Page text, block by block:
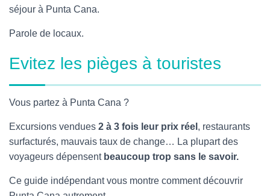
séjour à Punta Cana.
Parole de locaux.
Evitez les pièges à touristes
Vous partez à Punta Cana ?
Excursions vendues 2 à 3 fois leur prix réel , restaurants
surfacturés, mauvais taux de change… La plupart des
voyageurs dépensent beaucoup trop sans le savoir.
Ce guide indépendant vous montre comment découvrir